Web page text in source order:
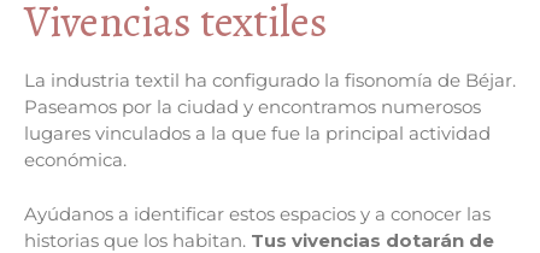
Vivencias textiles
La industria textil ha configurado la fisonomía de Béjar.
Paseamos por la ciudad y encontramos numerosos
lugares vinculados a la que fue la principal actividad
económica.
Ayúdanos a identificar estos espacios y a conocer las
historias que los habitan. Tus vivencias dotarán de